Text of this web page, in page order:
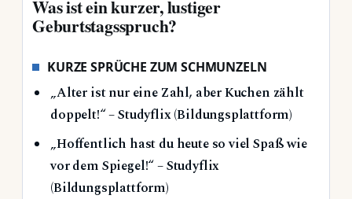
Was ist ein kurzer, lustiger
Geburtstagsspruch?
KURZE SPRÜCHE ZUM SCHMUNZELN
„Alter ist nur eine Zahl, aber Kuchen zählt
doppelt!“ – Studyflix (Bildungsplattform)
„Hoffentlich hast du heute so viel Spaß wie
vor dem Spiegel!“ – Studyflix
(Bildungsplattform)